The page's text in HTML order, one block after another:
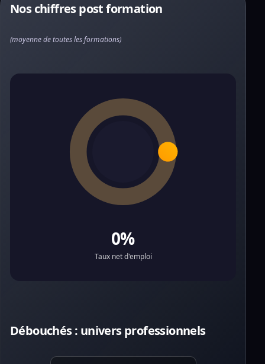
Nos chiffres post formation
(moyenne de toutes les formations)
0%
Taux net d'emploi
Débouchés : univers professionnels